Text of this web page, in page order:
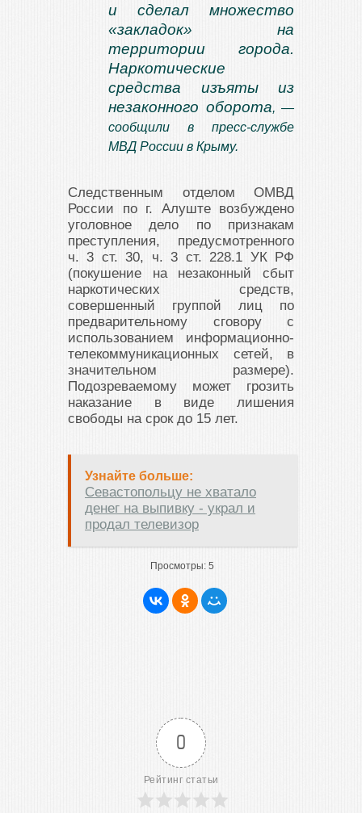
и сделал множество
«закладок» на
территории города.
Наркотические
средства изъяты из
незаконного оборота, —
сообщили в пресс-службе
МВД России в Крыму.
Следственным отделом ОМВД
России по г. Алуште возбуждено
уголовное дело по признакам
преступления, предусмотренного
ч. 3 ст. 30, ч. 3 ст. 228.1 УК РФ
(покушение на незаконный сбыт
наркотических средств,
совершенный группой лиц по
предварительному сговору с
использованием информационно-
телекоммуникационных сетей, в
значительном размере).
Подозреваемому может грозить
наказание в виде лишения
свободы на срок до 15 лет.
Узнайте больше:
Севастопольцу не хватало
денег на выпивку - украл и
продал телевизор
Просмотры: 5
0
Рейтинг статьи